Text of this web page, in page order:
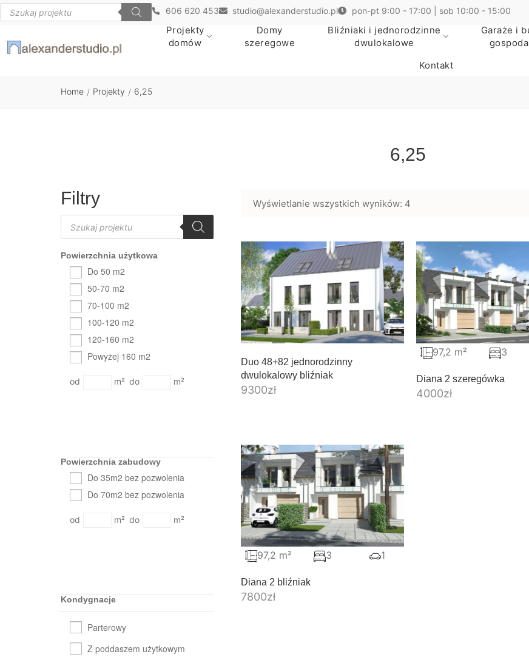
606 620 453 studio@alexanderstudio.pl pon-pt 9:00 - 17:00 | sob 10:00 - 15:00
Projekty
domów
Domy
szeregowe
Bliźniaki i jednorodzinne
dwulokalowe
Garaże i
Kontakt
Home / Projekty / 6,25
6,25
Filtry
Powierzchnia użytkowa
Do 50 m2
50-70 m2
70-100 m2
100-120 m2
120-160 m2
Powyżej 160 m2
m² m²
Powierzchnia zabudowy
Do 35m2 bez pozwolenia
Do 70m2 bez pozwolenia
m² m²
Kondygnacje
Parterowy
Z poddaszem użytkowym
Wyświetlanie wszystkich wyników: 4
Duo 48+82 jednorodzinny
dwulokalowy bliźniak
9300zł
Diana 2 szeregówka
4000zł
97,2 m² 3
Diana 2 bliźniak
7800zł
97,2 m² 3 1